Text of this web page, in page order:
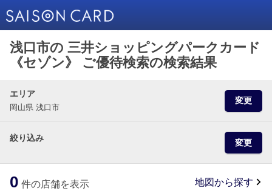
浅口市の 三井ショッピングパークカード
《セゾン》 ご優待検索の検索結果
エリア
岡山県 浅口市
変更
絞り込み 変更
0 件の店舗を表示 地図から探す